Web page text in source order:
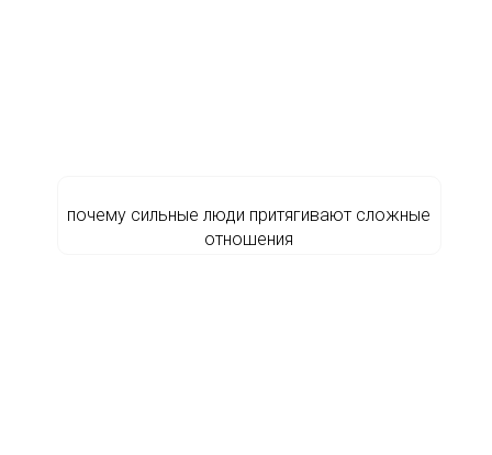
почему сильные люди притягивают сложные
отношения